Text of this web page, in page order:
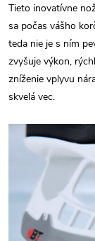
Tieto inovatívne
sa počas vášho
teda nie je s ním
zvyšuje výkon,
zníženie vplyvu
skvelá vec.